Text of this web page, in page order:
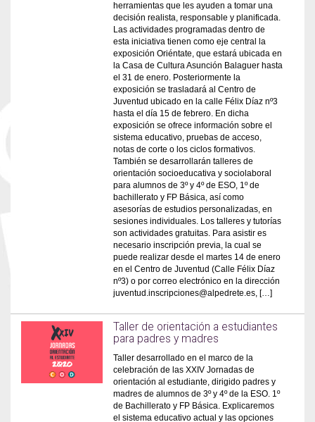
herramientas que les ayuden a tomar una
decisión realista, responsable y planificada.
Las actividades programadas dentro de
esta iniciativa tienen como eje central la
exposición Oriéntate, que estará ubicada en
la Casa de Cultura Asunción Balaguer hasta
el 31 de enero. Posteriormente la
exposición se trasladará al Centro de
Juventud ubicado en la calle Félix Díaz nº3
hasta el día 15 de febrero. En dicha
exposición se ofrece información sobre el
sistema educativo, pruebas de acceso,
notas de corte o los ciclos formativos.
También se desarrollarán talleres de
orientación socioeducativa y sociolaboral
para alumnos de 3º y 4º de ESO, 1º de
bachillerato y FP Básica, así como
asesorías de estudios personalizadas, en
sesiones individuales. Los talleres y tutorías
son actividades gratuitas. Para asistir es
necesario inscripción previa, la cual se
puede realizar desde el martes 14 de enero
en el Centro de Juventud (Calle Félix Díaz
nº3) o por correo electrónico en la dirección
juventud.inscripciones@alpedrete.es, […]
Taller de orientación a estudiantes
para padres y madres
Taller desarrollado en el marco de la
celebración de las XXIV Jornadas de
orientación al estudiante, dirigido padres y
madres de alumnos de 3º y 4º de la ESO. 1º
de Bachillerato y FP Básica. Explicaremos
el sistema educativo actual y las opciones